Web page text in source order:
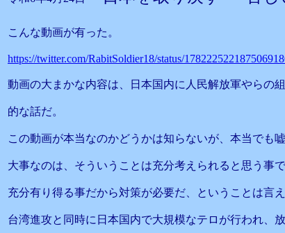
こんな動画が有った。
https://twitter.com/RabitSoldier18/status/
動画の大まかな内容は、日本国内に人民解放軍やらの
的な話だ。
この動画が本当なのかどうかは知らないが、本当でも嘘
大事なのは、そういうことは充分考えられると思う事
充分有り得る事だから対策が必要だ、ということは言え
台湾進攻と同時に日本国内で大規模なテロが行われ、